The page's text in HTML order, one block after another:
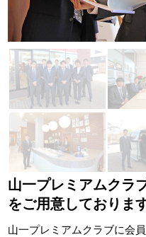
山一プレミアムクラ
をご用意しております
山一プレミアムクラブに会